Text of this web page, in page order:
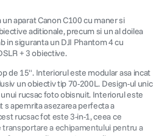
aparat Canon C100 cu maner si
aditionale, precum si un al doilea
in siguranta un DJI Phantom 4 cu
+ 3 obiective.
de 15". Interiorul este modular asa incat
un obiectiv tip 70-200L. Design-ul unic
rucsac foto obisnuit. Interiorul este
s apemrita asezarea perfecta a
rucsac fot este 3-in-1, ceea ce
transportare a echipamentului pentru a